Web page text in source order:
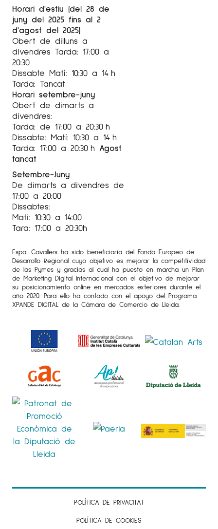
Galeria Anquin’s,
Reus
1994
Premio por la adquisición de una obra en la
“XV Exposición
Nacional de Artes Plásticas”, Valdepeñas
19931r.Premio de honor “Concurso de pintura
del Pallars”, Tírvia
1992
1r.Premio “XXXIII Premi la Pintura Jove”, Sala
2n.Premio Fundación Ademar Champagnat,
Banco Urquijo, Vigo
3r.Premio “VIII concursos de pintura Villa de
Guadarrama”
Plásticas para
Jóvenes”, Generalitat de Cataluña, Barcelona
1991
Premio por la adquisición de una obra en el
de Artes Plásticas, Alcobendas
1r.Premio de Pintura del Círculo de Bellas Artes,
VI edición,
Lleida
1r.Premio en el “I concurs de pintura de Plans
de Sió”, Lleida
Horari d'estiu (del 28 de
juny del 2025 fins al 2
d'agost del 2025)
Obert de dilluns a
divendres Tarda: 17:00 a
20:30
Dissabte Matí: 10:30 a 14 h
Tarda: Tancat
Horari setembre-juny
Obert de dimarts a
divendres:
Tarda: de 17:00 a 20:30 h
Dissabte: Matí: 10:30 a 14 h
Tarda: 17:00 a 20:30 h Agost
tancat
Setembre-Juny
De dimarts a divendres de
17:00 a 20:00
Dissabtes:
Mati: 10:30 a 14:00
Tara: 17:00 a 20:30h
Espai Cavallers ha sido beneficiaria del Fondo Europeo de
Desarrollo Regional cuyo objetivo es mejorar la competitividad
de las Pymes y gracias al cual ha puesto en marcha un Plan
de Marketing Digital Internacional con el objetivo de mejorar
su posicionamiento online en mercados exteriores durante el
año 2020. Para ello ha contado con el apoyo del Programa
XPANDE DIGITAL de la Cámara de Comercio de Lleida.
POLÍTICA DE PRIVACITAT
POLÍTICA DE COOKIES